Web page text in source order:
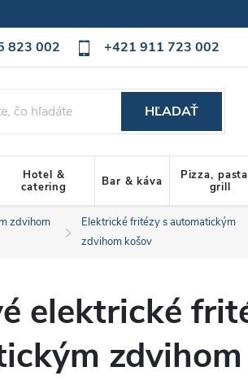
823 002 +421 911 723 002
Ochrana osobných údajov Cookies policy
HĽADAŤ
Hotel &
catering
Bar & káva
Pizza,
grill
zdvihom
Elektrické fritézy s automatickým
zdvihom košov
elektrické